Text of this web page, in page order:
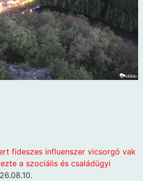
fideszes influenszer vicsorgó vak
a szociális és családügyi